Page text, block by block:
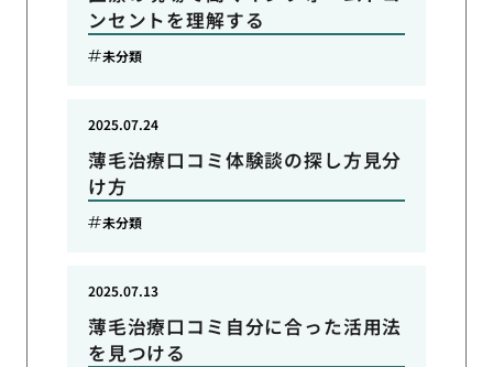
ンセントを理解する
未分類
薄毛治療口コミ体験談の探し方見分
け方
2025.07.24
未分類
薄毛治療口コミ自分に合った活用法
を見つける
2025.07.13